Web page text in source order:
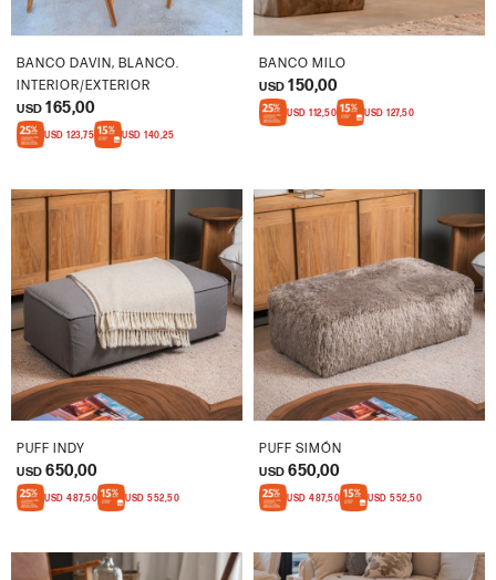
BANCO DAVIN, BLANCO.
INTERIOR/EXTERIOR
USD 165,00
USD 123,75 USD 140,25
BANCO MILO
USD 150,00
USD 112,50 USD 127,50
PUFF INDY
USD 650,00
USD 487,50 USD 552,50
PUFF SIMÓN
USD 650,00
USD 487,50 USD 552,50